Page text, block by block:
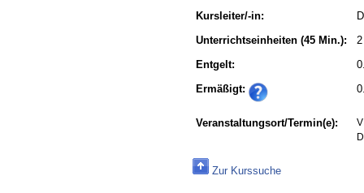
Kursleiter/-in:
Unterrichtseinheiten (45 Min.):
Entgelt:
Ermäßigt:
Veranstaltungsort/Termin(e):
Zur Kurssuche